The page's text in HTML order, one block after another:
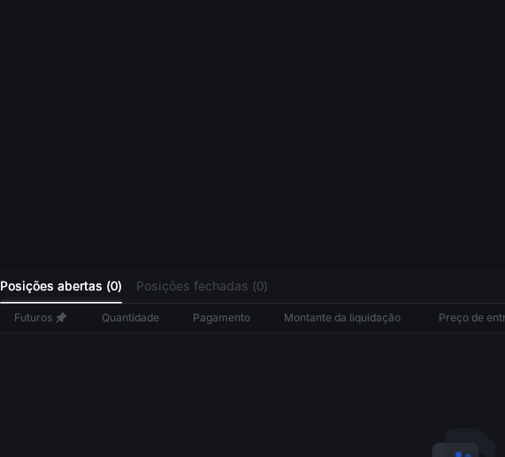
Posições abertas (0) Posições fechadas (0)
Futuros Quantidade Pagamento Montante da liquidação Preço de